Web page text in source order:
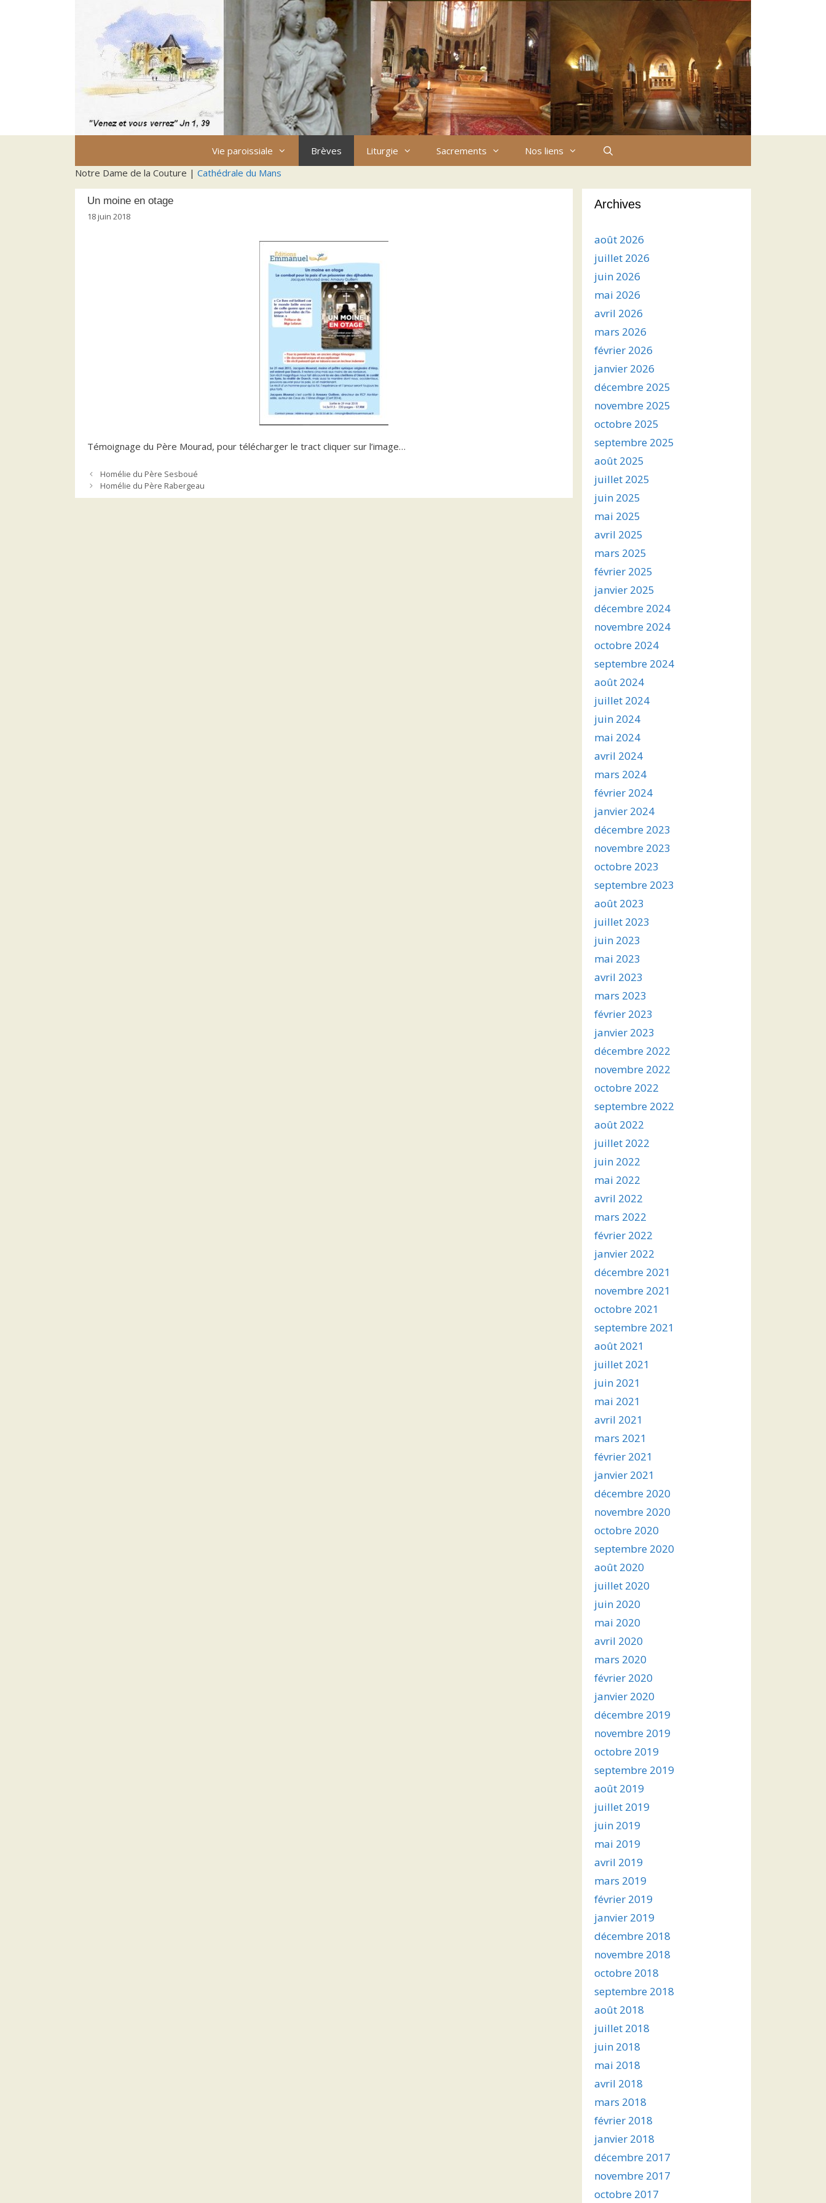
Vie paroissiale Brèves Liturgie Sacrements
Nos liens
Notre Dame de la Couture | Cathédrale du Mans
Un moine en otage
18 juin 2018
Témoignage du Père Mourad, pour télécharger le tract cliquer sur l’image…
Homélie du Père Sesboué
Homélie du Père Rabergeau
Archives
août 2026
juillet 2026
juin 2026
mai 2026
avril 2026
mars 2026
février 2026
janvier 2026
décembre 2025
novembre 2025
octobre 2025
septembre 2025
août 2025
juillet 2025
juin 2025
mai 2025
avril 2025
mars 2025
février 2025
janvier 2025
décembre 2024
novembre 2024
octobre 2024
septembre 2024
août 2024
juillet 2024
juin 2024
mai 2024
avril 2024
mars 2024
février 2024
janvier 2024
décembre 2023
novembre 2023
octobre 2023
septembre 2023
août 2023
juillet 2023
juin 2023
mai 2023
avril 2023
mars 2023
février 2023
janvier 2023
décembre 2022
novembre 2022
octobre 2022
septembre 2022
août 2022
juillet 2022
juin 2022
mai 2022
avril 2022
mars 2022
février 2022
janvier 2022
décembre 2021
novembre 2021
octobre 2021
septembre 2021
août 2021
juillet 2021
juin 2021
mai 2021
avril 2021
mars 2021
février 2021
janvier 2021
décembre 2020
novembre 2020
octobre 2020
septembre 2020
août 2020
juillet 2020
juin 2020
mai 2020
avril 2020
mars 2020
février 2020
janvier 2020
décembre 2019
novembre 2019
octobre 2019
septembre 2019
août 2019
juillet 2019
juin 2019
mai 2019
avril 2019
mars 2019
février 2019
janvier 2019
décembre 2018
novembre 2018
octobre 2018
septembre 2018
août 2018
juillet 2018
juin 2018
mai 2018
avril 2018
mars 2018
février 2018
janvier 2018
décembre 2017
novembre 2017
octobre 2017